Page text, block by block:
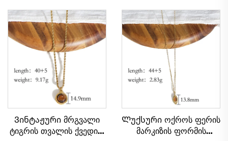
გულის ფორმის წყვილის
ბრელოკი
ფოლადის ჯაჭვზე,
ქალთა ბრელოკი
სადილისთვის
Ვინტაჟური მრგვალი
ტიგრის თვალის ქვედით
Ლუქსური ოქროს ფერის
მარკიზის ფორმის